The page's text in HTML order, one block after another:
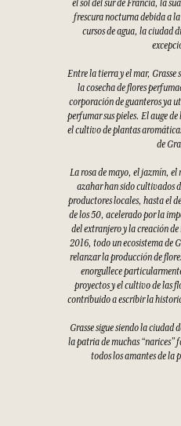
el sol del sur de Francia, la
frescura nocturna debida a
cursos de agua, la ciudad
Entre la tierra y el mar,
la cosecha de flores
corporación de guanteros ya
perfumar sus pieles. El auge
el cultivo de plantas
de
La rosa de mayo, el jazmín,
azahar han sido cultivados
productores locales, hasta el
de los 50, acelerado por la
del extranjero y la creación
2016, todo un ecosistema de
relanzar la producción de
enorgullece
proyectos y el cultivo de las
contribuido a escribir la
Grasse sigue siendo la
la patria de muchas “narices”
todos los amantes de la